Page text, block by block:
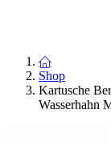
Shop
Kartusche
Wasserhahn